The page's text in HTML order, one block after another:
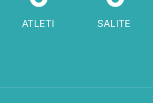
ATLETI SALITE